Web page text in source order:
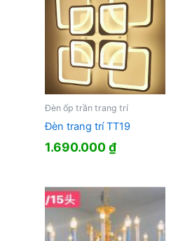
Đèn ốp trần trang trí
Đèn trang trí TT19
1.690.000₫